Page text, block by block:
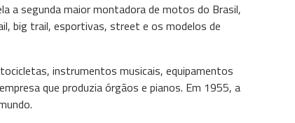
a segunda maior montadora de motos do Brasil,
big trail, esportivas, street e os modelos de
instrumentos musicais, equipamentos
que produzia órgãos e pianos. Em 1955, a